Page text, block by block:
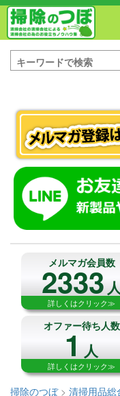
メルマガ会員数
2333
詳しくはクリック≫
オファー待ち人数
1人
詳しくはクリック≫
掃除のつぼ> 清掃用品総